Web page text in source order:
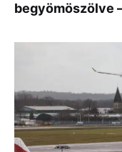
begyömöszölve